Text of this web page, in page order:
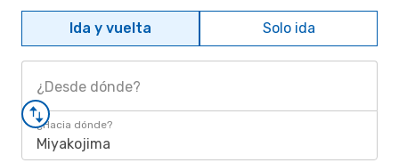
Ida y vuelta Solo ida
¿Desde dónde?
¿Hacia dónde?
Miyakojima